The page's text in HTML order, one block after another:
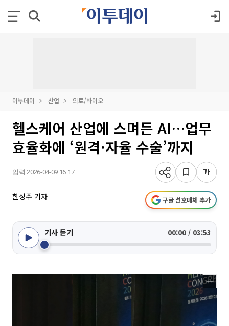
이투데이 산업 의료/바이오
헬스케어 산업에 스며든 AI…업무
효율화에 ‘원격·자율 수술’까지
입력 2026-04-09 16:17
한성주 기자 구글 선호매체 추가
기사 듣기 00:00 / 03:53